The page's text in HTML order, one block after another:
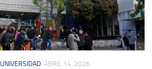
UNIVERSIDAD ABRIL 14, 2026